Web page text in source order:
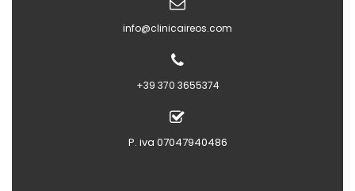
info@clinicaireos.com
+39 370 3655374
P. iva 07047940486